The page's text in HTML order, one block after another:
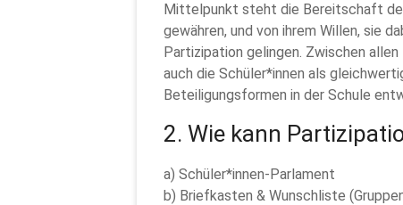
Mittelpunkt steht die Bereitschaft
gewähren, und von ihrem Willen, sie
Partizipation gelingen. Zwischen
auch die Schüler*innen als
Beteiligungsformen in der Schule
2. Wie kann
a) Schüler*innen-Parlament
b) Briefkasten & Wunschliste